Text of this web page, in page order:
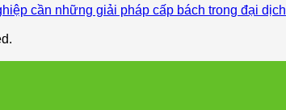
cần những giải pháp cấp bách trong đại dịch